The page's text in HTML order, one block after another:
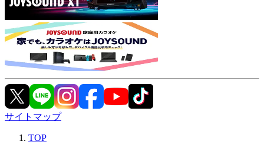
サイトマップ
TOP